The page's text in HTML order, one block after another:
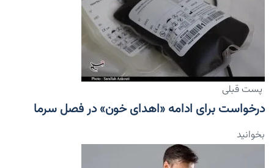
پست قبلی
درخواست برای ادامه «اهدای خون» در فصل سرما
بخوانید